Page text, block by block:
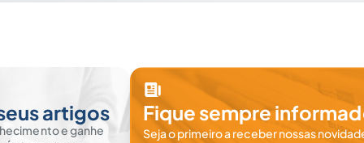
artigos
e ganhe
Fique sempre
Seja o primeiro a receber nossas